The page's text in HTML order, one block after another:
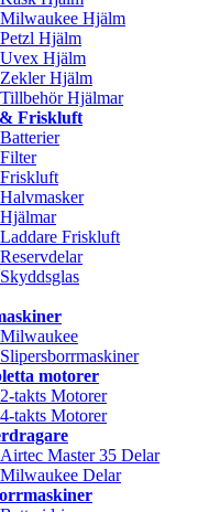
Milwaukee Hjälm
Petzl Hjälm
Uvex Hjälm
Zekler Hjälm
Tillbehör Hjälmar
& Friskluft
Batterier
Filter
Friskluft
Halvmasker
Hjälmar
Laddare Friskluft
Reservdelar
Skyddsglas
Milwaukee
Slipersborrmaskiner
motorer
2-takts Motorer
4-takts Motorer
Airtec Master 35 Delar
Milwaukee Delar